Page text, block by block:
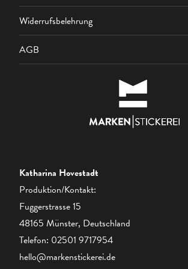
Widerrufsbelehrung
AGB
Katharina Hovestadt
Produktion/Kontakt:
Fuggerstrasse 15
48165 Münster, Deutschland
Telefon: 02501 9717954
hello@markenstickerei.de